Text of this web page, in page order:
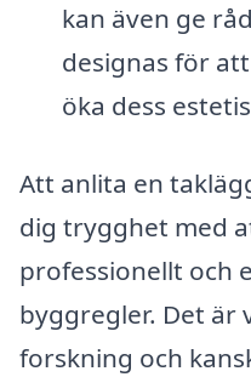
kan även ge
designas för
öka dess
Att anlita en
dig trygghet med
professionellt och
byggregler. Det är
forskning och